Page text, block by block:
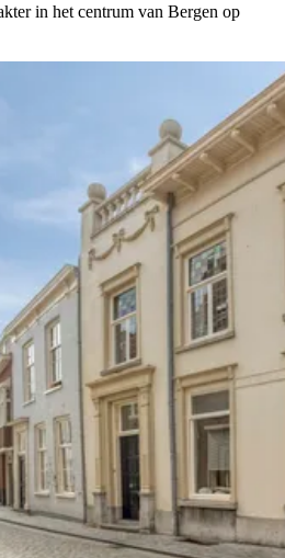
in het centrum van Bergen op